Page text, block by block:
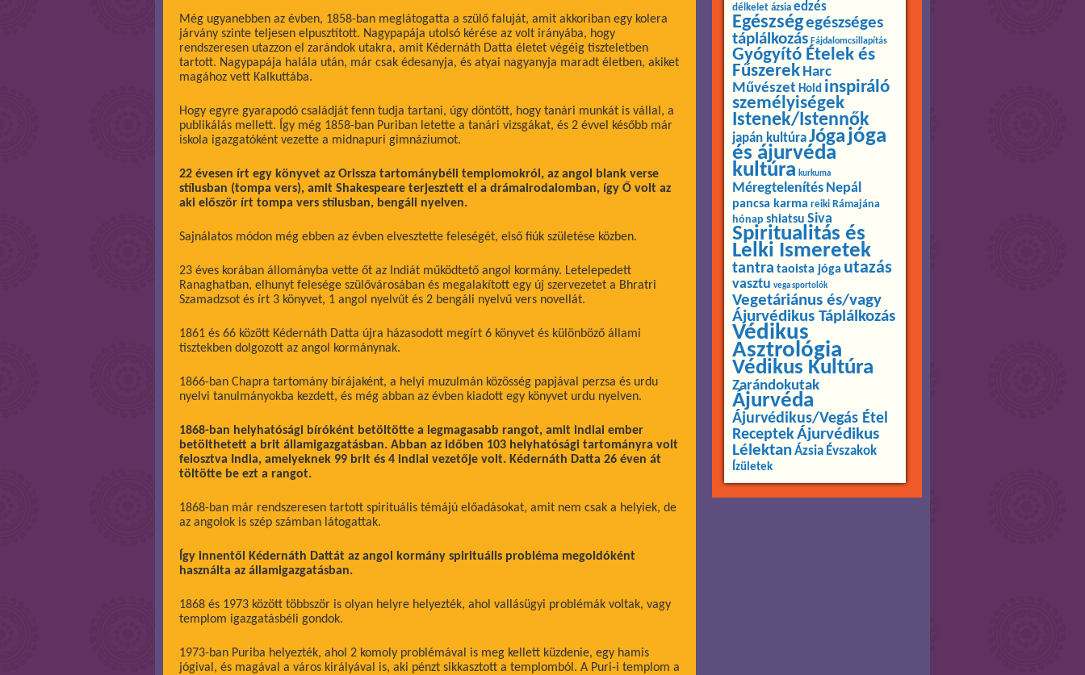
Még ugyanebben az évben, 1858-ban meglátogatta a szülő faluját, amit akkoriban egy kolera
járvány szinte teljesen elpusztított. Nagypapája utolsó kérése az volt irányába, hogy
rendszeresen utazzon el zarándok utakra, amit Kédernáth Datta életet végéig tiszteletben
tartott. Nagypapája halála után, már csak édesanyja, és atyai nagyanyja maradt életben, akiket
magához vett Kalkuttába.
Hogy egyre gyarapodó családját fenn tudja tartani, úgy döntött, hogy tanári munkát is vállal, a
publikálás mellett. Így még 1858-ban Puriban letette a tanári vizsgákat, és 2 évvel később már
iskola igazgatóként vezette a midnapuri gimnáziumot.
22 évesen írt egy könyvet az Orissza tartománybéli templomokról, az angol blank verse
stílusban (tompa vers), amit Shakespeare terjesztett el a drámairodalomban, így Ő volt az
aki először írt tompa vers stílusban, bengáli nyelven.
Sajnálatos módon még ebben az évben elvesztette feleségét, első fiúk születése közben.
23 éves korában állományba vette őt az Indiát működtető angol kormány. Letelepedett
Ranaghatban, elhunyt felesége szülővárosában és megalakított egy új szervezetet a Bhratri
Szamadzsot és írt 3 könyvet, 1 angol nyelvűt és 2 bengáli nyelvű vers novellát.
1861 és 66 között Kédernáth Datta újra házasodott megírt 6 könyvet és különböző állami
tisztekben dolgozott az angol kormánynak.
1866-ban Chapra tartomány bírájaként, a helyi muzulmán közösség papjával perzsa és urdu
nyelvi tanulmányokba kezdett, és még abban az évben kiadott egy könyvet urdu nyelven.
1868-ban helyhatósági bíróként betöltötte a legmagasabb rangot, amit indiai ember
betölthetett a brit államigazgatásban. Abban az időben 103 helyhatósági tartományra volt
felosztva India, amelyeknek 99 brit és 4 indiai vezetője volt. Kédernáth Datta 26 éven át
töltötte be ezt a rangot.
1868-ban már rendszeresen tartott spirituális témájú előadásokat, amit nem csak a helyiek, de
az angolok is szép számban látogattak.
Így innentől Kédernáth Dattát az angol kormány spirituális probléma megoldóként
használta az államigazgatásban.
1868 és 1973 között többször is olyan helyre helyezték, ahol vallásügyi problémák voltak, vagy
templom igazgatásbéli gondok.
1973-ban Puriba helyezték, ahol 2 komoly problémával is meg kellett küzdenie, egy hamis
jógival, és magával a város királyával is, aki pénzt sikkasztott a templomból. A Puri-i templom a
délkelet ázsia edzés
Egészségegészséges
táplálkozás Fájdalomcsillapítás
Gyógyító Ételek és
Fűszerek Harc
Művészet Hold inspiráló
személyiségek
Istenek/Istennők
japán kultúraJóga jóga
és ájurvéda
kultúra kurkuma
Méregtelenítés Nepál
pancsa karma reiki Rámajána
hónap shiatsu Siva
Spiritualitás és
Lelki Ismeretek
tantra taoista jóga utazás
vasztu vega sportolók
Vegetáriánus és/vagy
Ájurvédikus Táplálkozás
Védikus
Asztrológia
Védikus Kultúra
Zarándokutak
Ájurvéda
Ájurvédikus/Vegás Étel
ReceptekÁjurvédikus
LélektanÁzsia Évszakok
Ízületek